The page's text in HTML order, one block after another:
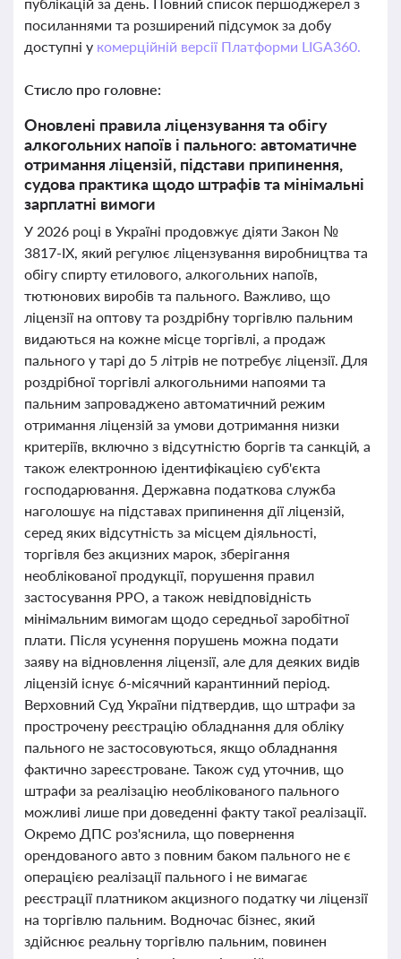
посиланнями та розширений підсумок за добу
доступні у комерційній версії Платформи LIGA360.
Стисло про головне:
Оновлені правила ліцензування та обігу
алкогольних напоїв і пального: автоматичне
отримання ліцензій, підстави припинення,
судова практика щодо штрафів та мінімальні
зарплатні вимоги
У 2026 році в Україні продовжує діяти Закон №
3817-ІХ, який регулює ліцензування виробництва та
обігу спирту етилового, алкогольних напоїв,
тютюнових виробів та пального. Важливо, що
ліцензії на оптову та роздрібну торгівлю пальним
видаються на кожне місце торгівлі, а продаж
пального у тарі до 5 літрів не потребує ліцензії. Для
роздрібної торгівлі алкогольними напоями та
пальним запроваджено автоматичний режим
отримання ліцензій за умови дотримання низки
критеріїв, включно з відсутністю боргів та санкцій, а
також електронною ідентифікацією суб'єкта
господарювання. Державна податкова служба
наголошує на підставах припинення дії ліцензій,
серед яких відсутність за місцем діяльності,
торгівля без акцизних марок, зберігання
необлікованої продукції, порушення правил
застосування РРО, а також невідповідність
мінімальним вимогам щодо середньої заробітної
плати. Після усунення порушень можна подати
заяву на відновлення ліцензії, але для деяких видів
ліцензій існує 6-місячний карантинний період.
Верховний Суд України підтвердив, що штрафи за
прострочену реєстрацію обладнання для обліку
пального не застосовуються, якщо обладнання
фактично зареєстроване. Також суд уточнив, що
штрафи за реалізацію необлікованого пального
можливі лише при доведенні факту такої реалізації.
Окремо ДПС роз'яснила, що повернення
орендованого авто з повним баком пального не є
операцією реалізації пального і не вимагає
реєстрації платником акцизного податку чи ліцензії
на торгівлю пальним. Водночас бізнес, який
здійснює реальну торгівлю пальним, повинен